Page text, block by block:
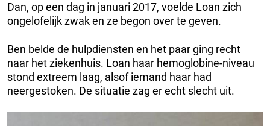
Dan, op een dag in januari 2017, voelde Loan zich
ongelofelijk zwak en ze begon over te geven.
Ben belde de hulpdiensten en het paar ging recht
naar het ziekenhuis. Loan haar hemoglobine-niveau
stond extreem laag, alsof iemand haar had
neergestoken. De situatie zag er echt slecht uit.